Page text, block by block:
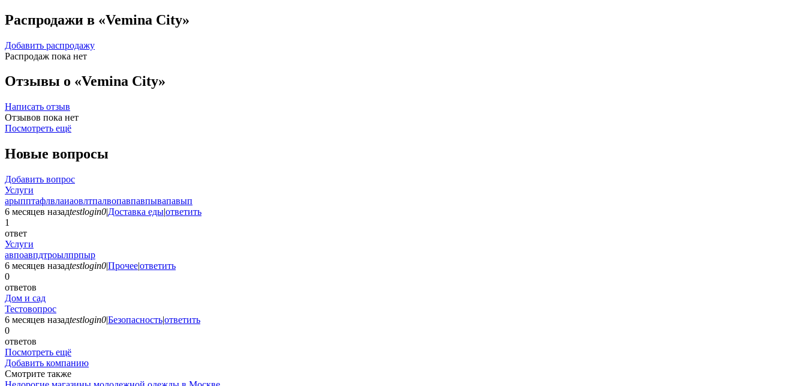
Распродажи в «Vemina City»
Добавить распродажу
Распродаж пока нет
Отзывы о «Vemina City»
Написать отзыв
Отзывов пока нет
Посмотреть ещё
Новые вопросы
Добавить вопрос
Услуги
арыпптафлвлаиаовлтпалвопавпавпывапавып
6 месяцев назадtestlogin0|Доставка еды|ответить
1
ответ
Услуги
авпоавпдтроылпрпыр
6 месяцев назадtestlogin0|Прочее|ответить
0
ответов
Дом и сад
Тестовопрос
6 месяцев назадtestlogin0|Безопасность|ответить
0
ответов
Посмотреть ещё
Добавить компанию
Смотрите также